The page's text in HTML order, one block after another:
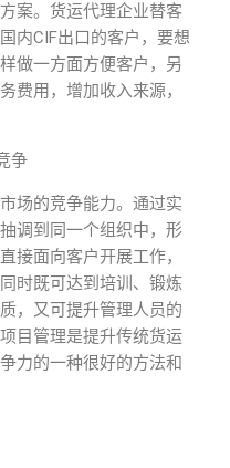
案。货运代理企业替客
内CIF出口的客户，要想
做一方面方便客户，另
费用，增加收入来源，
争
场的竞争能力。通过实
调到同一个组织中，形
接面向客户开展工作，
时既可达到培训、锻炼
，又可提升管理人员的
目管理是提升传统货运
力的一种很好的方法和